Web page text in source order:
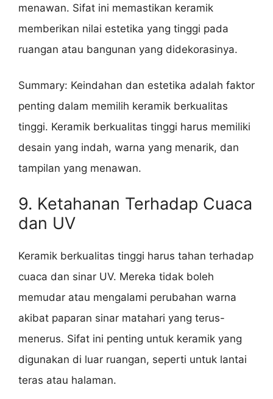
menawan. Sifat ini memastikan keramik
memberikan nilai estetika yang tinggi pada
ruangan atau bangunan yang didekorasinya.
Summary: Keindahan dan estetika adalah faktor
penting dalam memilih keramik berkualitas
tinggi. Keramik berkualitas tinggi harus memiliki
desain yang indah, warna yang menarik, dan
tampilan yang menawan.
9. Ketahanan Terhadap Cuaca
dan UV
Keramik berkualitas tinggi harus tahan terhadap
cuaca dan sinar UV. Mereka tidak boleh
memudar atau mengalami perubahan warna
akibat paparan sinar matahari yang terus-
menerus. Sifat ini penting untuk keramik yang
digunakan di luar ruangan, seperti untuk lantai
teras atau halaman.